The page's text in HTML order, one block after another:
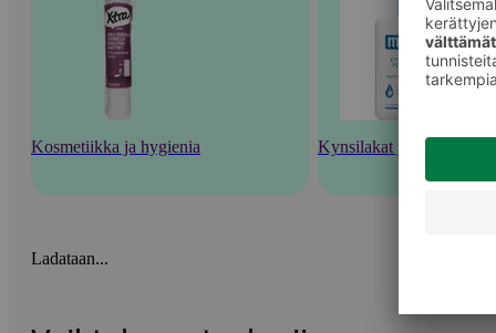
Kosmetiikka ja hygienia Kynsilakat ja kynsienhoito
Ladataan...